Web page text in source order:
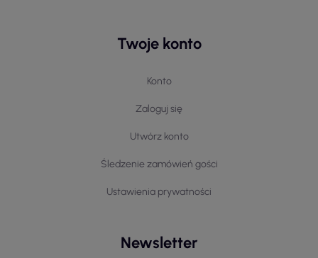
Twoje konto
Konto
Zaloguj się
Utwórz konto
Śledzenie zamówień gości
Ustawienia prywatności
Newsletter